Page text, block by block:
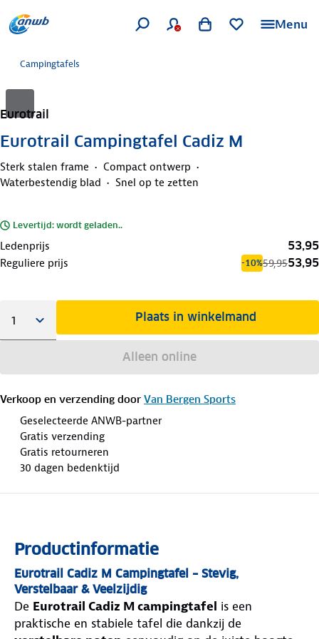
Menu
Campingtafels
Eurotrail
Eurotrail Campingtafel Cadiz M
Sterk stalen frame
Compact ontwerp
Waterbestendig blad
Snel op te zetten
Levertijd: wordt geladen..
Ledenprijs 53,95
Reguliere prijs -10%59,9553,95
Plaats in winkelmand
Alleen online
Verkoop en verzending door Van Bergen Sports
Geselecteerde ANWB-partner
Gratis verzending
Gratis retourneren
30 dagen bedenktijd
Productinformatie
Eurotrail Cadiz M Campingtafel – Stevig,
Verstelbaar & Veelzijdig
De Eurotrail Cadiz M campingtafel is een
praktische en stabiele tafel die dankzij de